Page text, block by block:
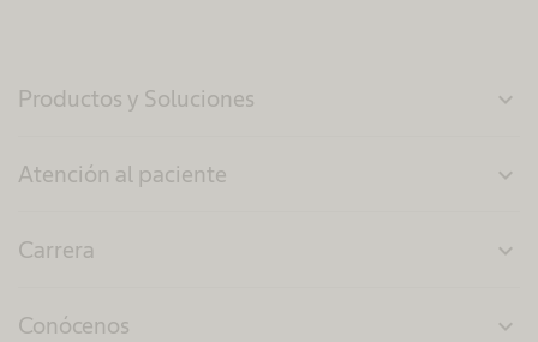
Productos y Soluciones expand_more
Atención al paciente expand_more
Carrera expand_more
Conócenos expand_more